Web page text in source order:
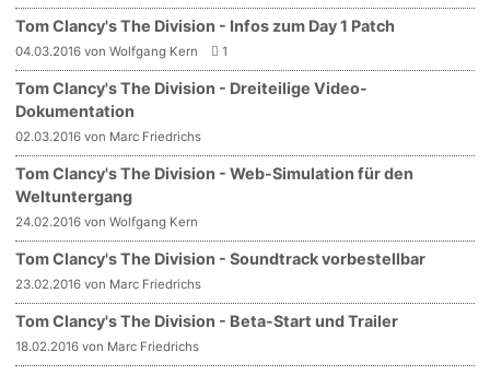
Tom Clancy's The Division - Infos zum Day 1 Patch
04.03.2016 von Wolfgang Kern 1
Tom Clancy's The Division - Dreiteilige Video-
Dokumentation
02.03.2016 von Marc Friedrichs
Tom Clancy's The Division - Web-Simulation für den
Weltuntergang
24.02.2016 von Wolfgang Kern
Tom Clancy's The Division - Soundtrack vorbestellbar
23.02.2016 von Marc Friedrichs
Tom Clancy's The Division - Beta-Start und Trailer
18.02.2016 von Marc Friedrichs